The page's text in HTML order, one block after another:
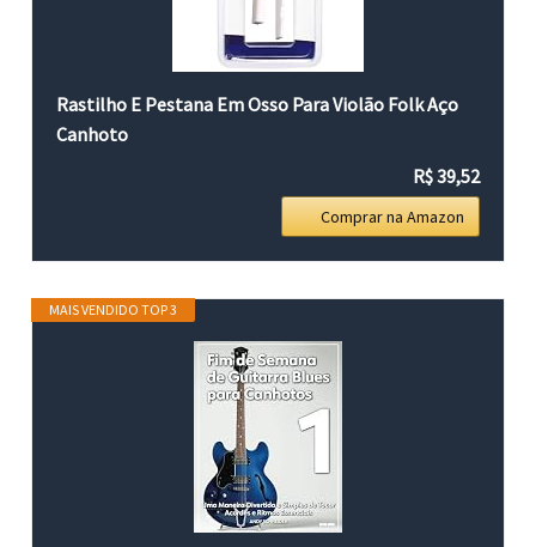
Rastilho E Pestana Em Osso Para Violão Folk Aço
Canhoto
R$ 39,52
Comprar na Amazon
MAIS VENDIDO TOP 3